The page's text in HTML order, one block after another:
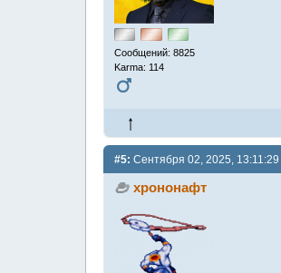
Сообщений: 8825
Karma: 114
#5: Сентября 02, 2025, 13:11:29
хрононафт